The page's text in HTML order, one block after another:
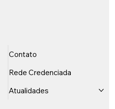
Contato
Rede Credenciada
Atualidades